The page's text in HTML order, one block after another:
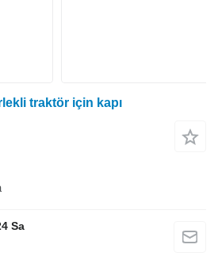
traktör için kapı
Sa